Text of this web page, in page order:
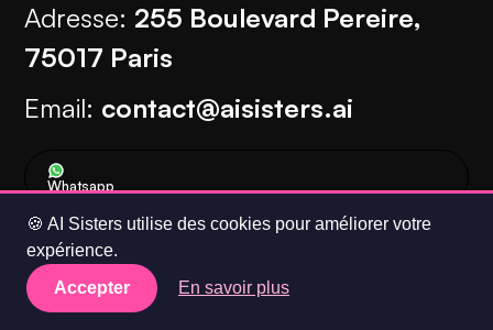
quotidien sans mobiliser de
journées entières.
Voir plus
Adresse: 255 Boulevard Pereire,
75017 Paris
Email: contact@aisisters.ai
Whatsapp
ENTREPRISE
🍪 AI Sisters utilise des cookies pour améliorer votre
expérience.
Accepter
En savoir plus